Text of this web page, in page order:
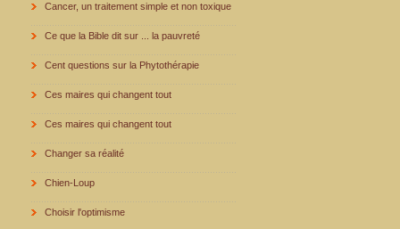
Cancer, un traitement simple et non toxique
Ce que la Bible dit sur ... la pauvreté
Cent questions sur la Phytothérapie
Ces maires qui changent tout
Ces maires qui changent tout
Changer sa réalité
Chien-Loup
Choisir l'optimisme